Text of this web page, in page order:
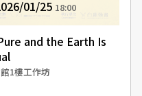
01/25 18:00
and the Earth Is
1樓工作坊